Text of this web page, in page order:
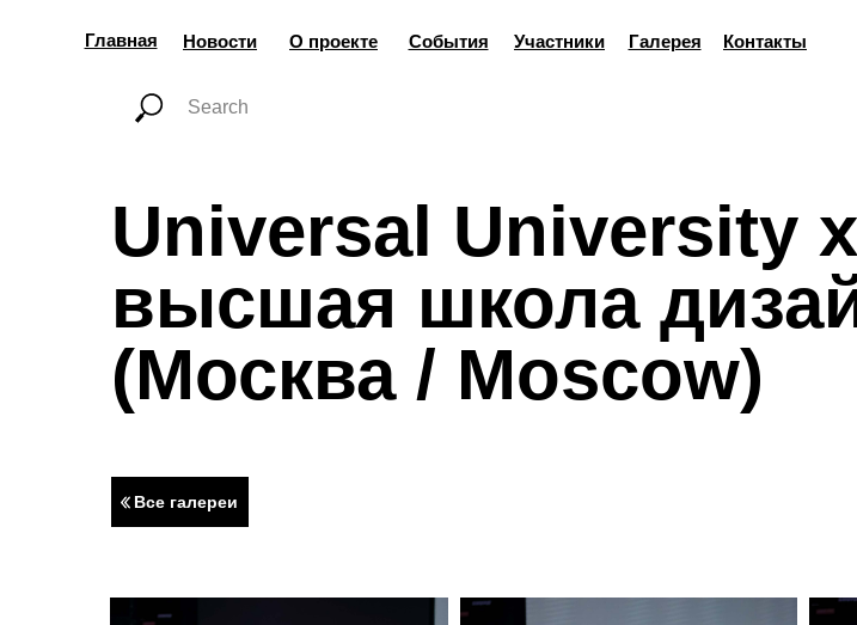
О проекте События Участники Галерея Контакты
Главная Новости
Universal University
высшая школа
(Москва / Moscow)
Все галереи